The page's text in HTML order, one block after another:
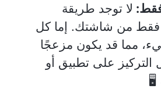
لا توجد طريقة
فقط من شاشتك. إما كل
مما قد يكون مزعجًا
التركيز على تطبيق أو
🖥️